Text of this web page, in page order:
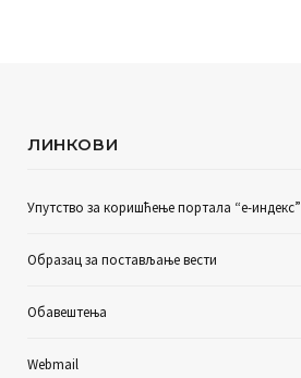
ЛИНКОВИ
Упутство за коришћење портала “е-индекс”
Образац за постављање вести
Обавештења
Webmail